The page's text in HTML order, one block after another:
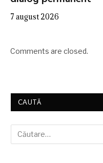
7 august 2026
Comments are closed.
CAUTĂ